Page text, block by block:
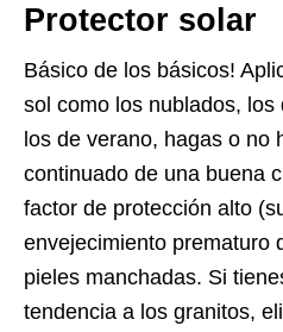
Protector solar
Básico de los básicos!
sol como los nublados,
los de verano, hagas o no
continuado de una buena
factor de protección alto
envejecimiento prematuro
pieles manchadas. Si
tendencia a los granitos,